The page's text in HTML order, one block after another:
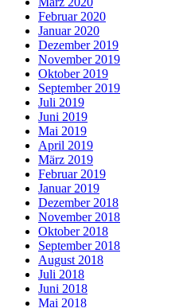
Februar 2020
Januar 2020
Dezember 2019
November 2019
Oktober 2019
September 2019
Juli 2019
Juni 2019
Mai 2019
April 2019
März 2019
Februar 2019
Januar 2019
Dezember 2018
November 2018
Oktober 2018
September 2018
August 2018
Juli 2018
Juni 2018
Mai 2018